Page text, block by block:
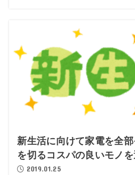
新生活に向けて家電を全
を切るコスパの良いモノ
2019.01.25